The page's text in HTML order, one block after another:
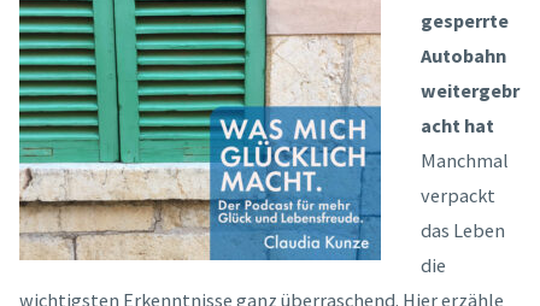
gesperrte
Autobahn
weitergebr
acht hat
Manchmal
verpackt
das Leben
die
wichtigsten Erkenntnisse ganz überraschend. Hier erzähle